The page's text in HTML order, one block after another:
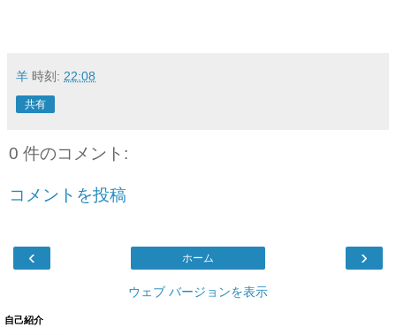
羊 時刻: 22:08
共有
0 件のコメント:
コメントを投稿
‹ ›
ホーム
ウェブ バージョンを表示
自己紹介